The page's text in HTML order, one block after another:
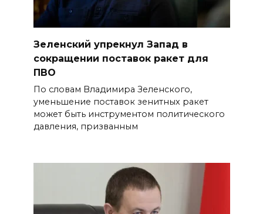
Зеленский упрекнул Запад в
сокращении поставок ракет для
ПВО
По словам Владимира Зеленского,
уменьшение поставок зенитных ракет
может быть инструментом политического
давления, призванным